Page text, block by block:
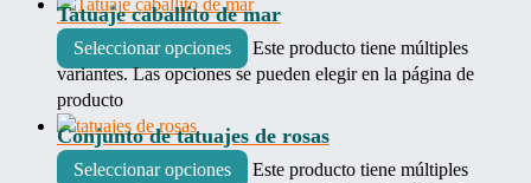
Tatuaje caballito de mar
Seleccionar opciones
Este producto tiene múltiples
variantes. Las opciones se pueden elegir en la página de
producto
Conjunto de tatuajes de rosas
Seleccionar opciones
Este producto tiene múltiples